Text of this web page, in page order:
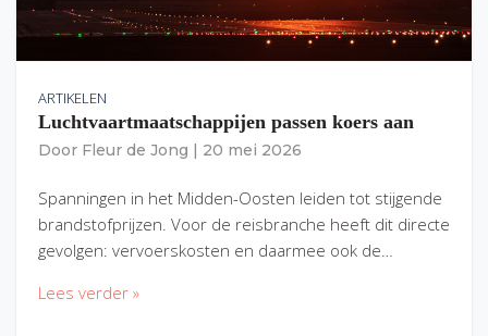
ARTIKELEN
Luchtvaartmaatschappijen passen koers aan
Door Fleur de Jong 20 mei 2026
Spanningen in het Midden-Oosten leiden tot stijgende
brandstofprijzen. Voor de reisbranche heeft dit directe
gevolgen: vervoerskosten en daarmee ook de…
Lees verder »